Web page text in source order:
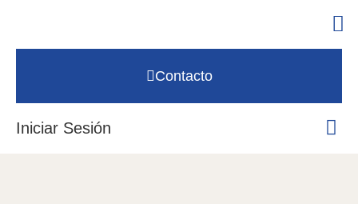
Contacto
Iniciar Sesión